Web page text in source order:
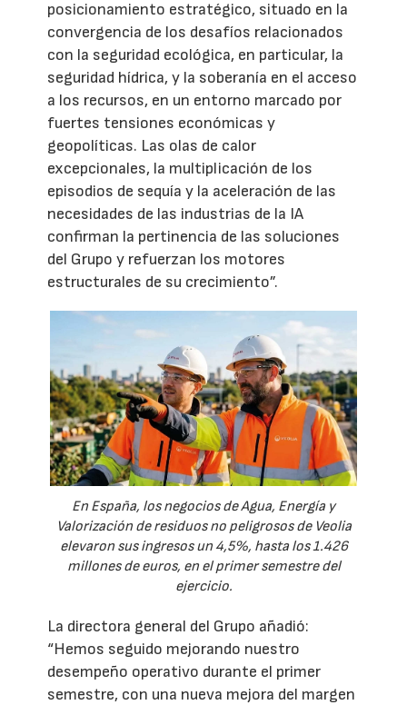
posicionamiento estratégico, situado en la
convergencia de los desafíos relacionados
con la seguridad ecológica, en particular, la
seguridad hídrica, y la soberanía en el acceso
a los recursos, en un entorno marcado por
fuertes tensiones económicas y
geopolíticas. Las olas de calor
excepcionales, la multiplicación de los
episodios de sequía y la aceleración de las
necesidades de las industrias de la IA
confirman la pertinencia de las soluciones
del Grupo y refuerzan los motores
estructurales de su crecimiento”.
En España, los negocios de Agua, Energía y
Valorización de residuos no peligrosos de Veolia
elevaron sus ingresos un 4,5%, hasta los 1.426
millones de euros, en el primer semestre del
ejercicio.
La directora general del Grupo añadió:
“Hemos seguido mejorando nuestro
desempeño operativo durante el primer
semestre, con una nueva mejora del margen